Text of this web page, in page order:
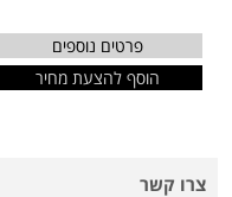
פרטים נוספים
הוסף להצעת מחיר
צרו קשר